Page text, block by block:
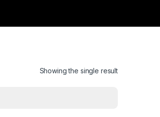
Showing the single result